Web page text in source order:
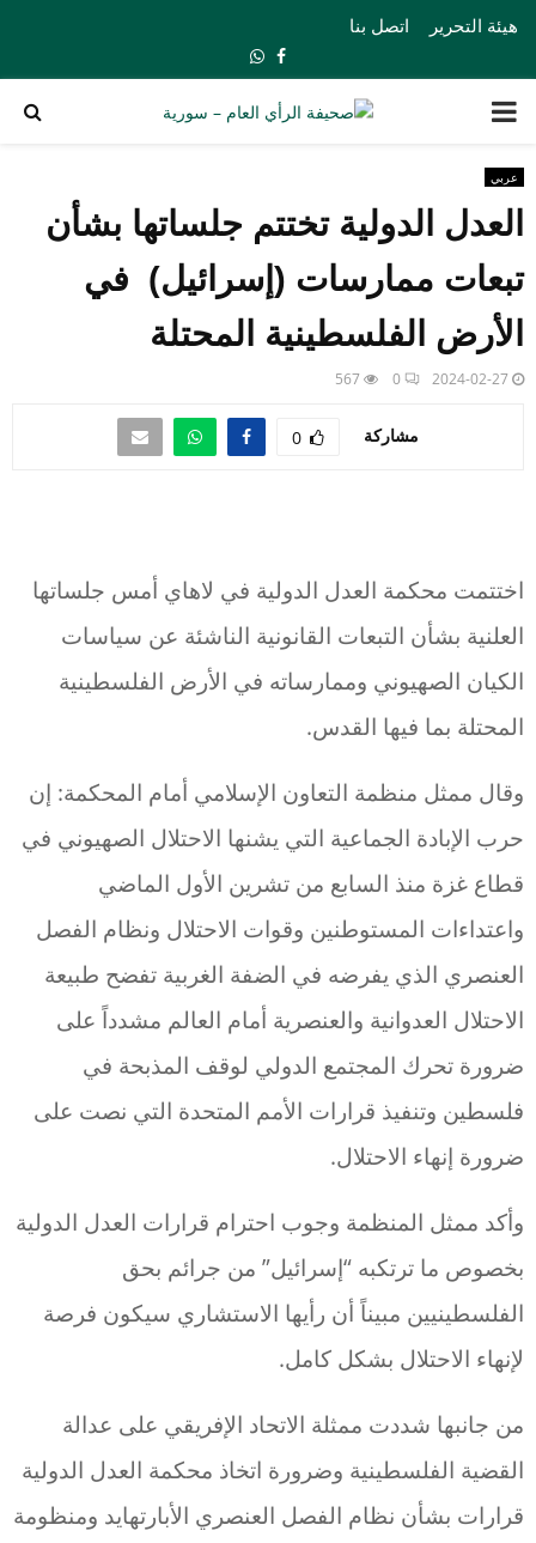
هيئة التحرير اتصل بنا
Facebook
Whatsapp
PRIMARY
MENU
عربي
العدل الدولية تختتم جلساتها بشأن
تبعات ممارسات (إسرائيل) في
الأرض الفلسطينية المحتلة
2024-02-27
0
567
مشاركة 0
اختتمت محكمة العدل الدولية في لاهاي أمس جلساتها
العلنية بشأن التبعات القانونية الناشئة عن سياسات
الكيان الصهيوني وممارساته في الأرض الفلسطينية
المحتلة بما فيها القدس.
وقال ممثل منظمة التعاون الإسلامي أمام المحكمة: إن
حرب الإبادة الجماعية التي يشنها الاحتلال الصهيوني في
قطاع غزة منذ السابع من تشرين الأول الماضي
واعتداءات المستوطنين وقوات الاحتلال ونظام الفصل
العنصري الذي يفرضه في الضفة الغربية تفضح طبيعة
الاحتلال العدوانية والعنصرية أمام العالم مشدداً على
ضرورة تحرك المجتمع الدولي لوقف المذبحة في
فلسطين وتنفيذ قرارات الأمم المتحدة التي نصت على
ضرورة إنهاء الاحتلال.
وأكد ممثل المنظمة وجوب احترام قرارات العدل الدولية
بخصوص ما ترتكبه “إسرائيل” من جرائم بحق
الفلسطينيين مبيناً أن رأيها الاستشاري سيكون فرصة
لإنهاء الاحتلال بشكل كامل.
من جانبها شددت ممثلة الاتحاد الإفريقي على عدالة
القضية الفلسطينية وضرورة اتخاذ محكمة العدل الدولية
قرارات بشأن نظام الفصل العنصري الأبارتهايد ومنظومة